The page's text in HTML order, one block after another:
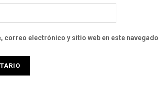
correo electrónico y sitio web en este